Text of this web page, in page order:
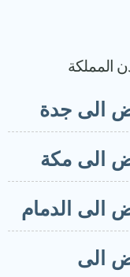
جدة
مكة
الدمام